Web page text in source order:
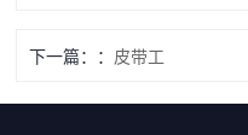
下一篇： 皮带工